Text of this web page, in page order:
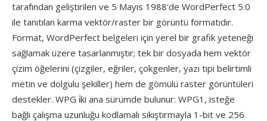
tarafından geliştirilen ve 5 Mayıs 1988'de WordPerfect 5.0
ile tanıtılan karma vektör/raster bir görüntü formatıdır.
Format, WordPerfect belgeleri için yerel bir grafik yeteneği
sağlamak üzere tasarlanmıştır; tek bir dosyada hem vektör
çizim öğelerini (çizgiler, eğriler, çokgenler, yazı tipi belirtimli
metin ve dolgulu şekiller) hem de gömülü raster görüntüleri
destekler. WPG i̇ki ana sürümde bulunur: WPG1, isteğe
bağlı çalışma uzunluğu kodlamalı sıkıştırmayla 1-bit ve 256